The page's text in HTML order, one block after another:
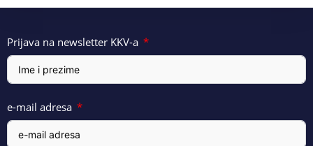
Prijava na newsletter KKV-a
e-mail adresa